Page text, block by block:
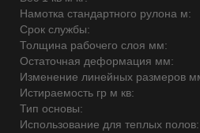
Намотка стандартного рулона м:
Срок службы:
Толщина рабочего слоя мм:
Остаточная деформация мм:
Изменение линейных размеров
Истираемость гр м кв:
Тип основы:
Использование для теплых полов: